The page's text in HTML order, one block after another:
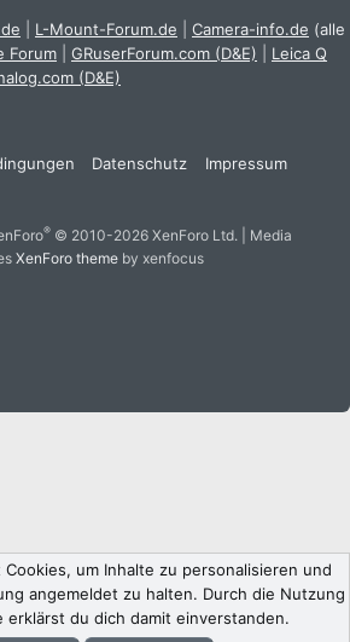
L-Mount-Forum.de Camera-info.de (alle
Forum GRuserForum.com (D&E)
Leica Q
(D&E)
Datenschutz
Impressum
® © 2010-2026 XenForo Ltd.
Media
XenForo theme by xenfocus
um Inhalte zu personalisieren und
angemeldet zu halten. Durch die Nutzung
erklärst du dich damit einverstanden.